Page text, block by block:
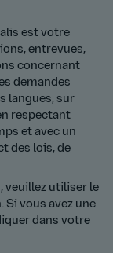
est votre
entrevues,
concernant
demandes
langues, sur
respectant
et avec un
des lois, de
veuillez utiliser le
Si vous avez une
dans votre